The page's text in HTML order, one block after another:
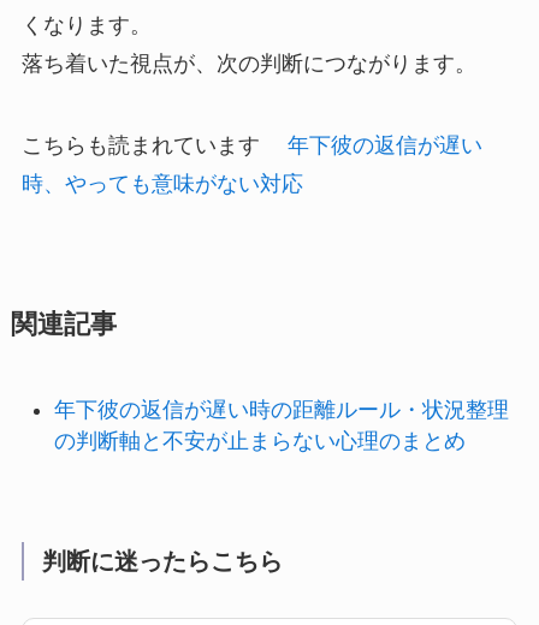
くなります。
落ち着いた視点が、次の判断につながります。
こちらも読まれています
年下彼の返信が遅い
時、やっても意味がない対応
関連記事
年下彼の返信が遅い時の距離ルール・状況整理
の判断軸と不安が止まらない心理のまとめ
判断に迷ったらこちら